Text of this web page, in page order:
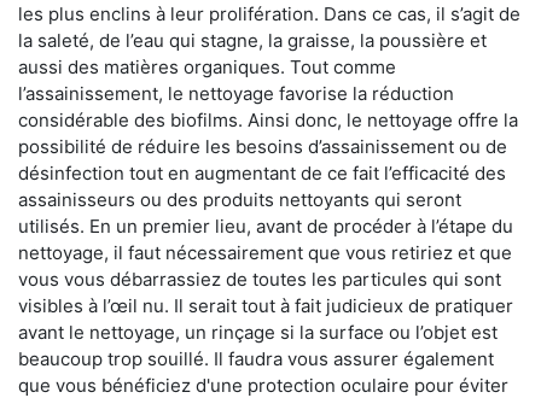
les plus enclins à leur prolifération. Dans ce cas, il s’agit de
la saleté, de l’eau qui stagne, la graisse, la poussière et
aussi des matières organiques. Tout comme
l’assainissement, le nettoyage favorise la réduction
considérable des biofilms. Ainsi donc, le nettoyage offre la
possibilité de réduire les besoins d’assainissement ou de
désinfection tout en augmentant de ce fait l’efficacité des
assainisseurs ou des produits nettoyants qui seront
utilisés. En un premier lieu, avant de procéder à l’étape du
nettoyage, il faut nécessairement que vous retiriez et que
vous vous débarrassiez de toutes les particules qui sont
visibles à l’œil nu. Il serait tout à fait judicieux de pratiquer
avant le nettoyage, un rinçage si la surface ou l’objet est
beaucoup trop souillé. Il faudra vous assurer également
que vous bénéficiez d'une protection oculaire pour éviter